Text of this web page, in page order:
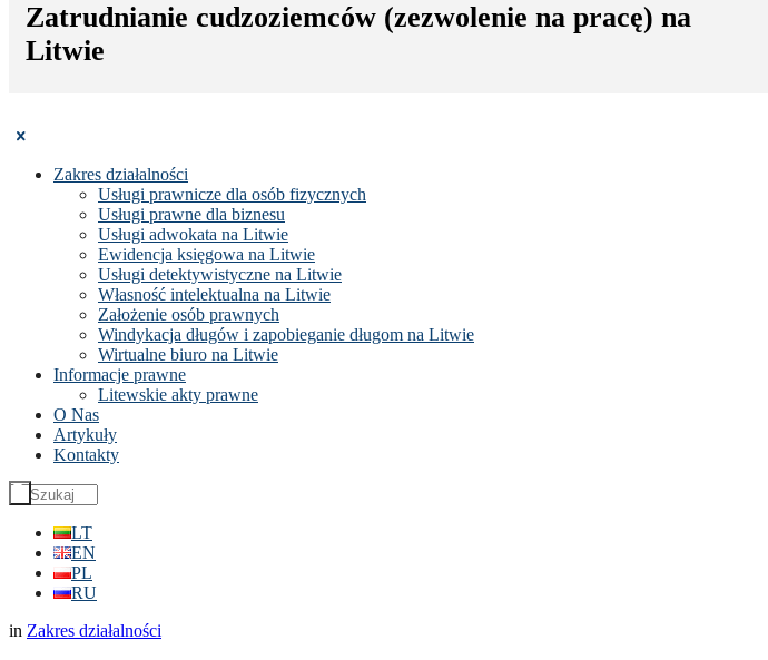
Zatrudnianie cudzoziemców (zezwolenie na pracę) na
Litwie
Zakres działalności
Usługi prawnicze dla osób fizycznych
Usługi prawne dla biznesu
Usługi adwokata na Litwie
Ewidencja księgowa na Litwie
Usługi detektywistyczne na Litwie
Własność intelektualna na Litwie
Założenie osób prawnych
Windykacja długów i zapobieganie długom na Litwie
Wirtualne biuro na Litwie
Informacje prawne
Litewskie akty prawne
O Nas
Artykuły
Kontakty
LT
EN
PL
RU
in Zakres działalności